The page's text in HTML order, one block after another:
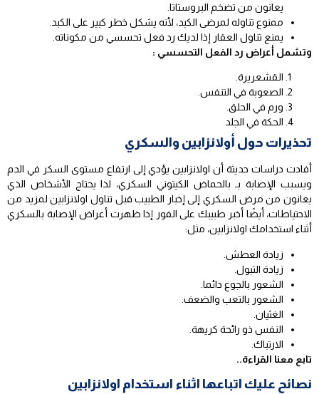
يعانون من تضخم البروستاتا.
ممنوع تناوله لمرضى الكبد، لأنه يشكل خطر كبير على الكبد.
يمنع تناول العقار إذا لديك رد فعل تحسسي من مكوناته.
وتشمل أعراض رد الفعل التحسسي :
القشعريرة.
الصعوبة في التنفس.
ورم في الحلق.
الحكة في الجلد
تحذيرات حول أولانزابين والسكري
أفادت دراسات حديثة أن اولانزابين يؤدي إلى ارتفاع مستوى السكر في الدم
ويسبب الإصابة بـ بالحماض الكيتوني السكري، لذا يحتاج الأشخاص الذي
يعانون من مرض السكري إلى إخبار الطبيب قبل تناول اولانزابين لمزيد من
الاحتياطات، أيضًا أخبر طبيبك على الفور إذا ظهرت أعراض الإصابة بالسكري
أثناء استخدامك اولانزابين، مثل:
زيادة العطش.
زيادة التبول.
الشعور بالجوع دائما.
الشعور بالتعب والضعف.
الغثيان.
النفس ذو رائحة كريهة.
الارتباك.
تابع معنا القراءة..
نصائح عليك اتباعها اثناء استخدام اولانزابين